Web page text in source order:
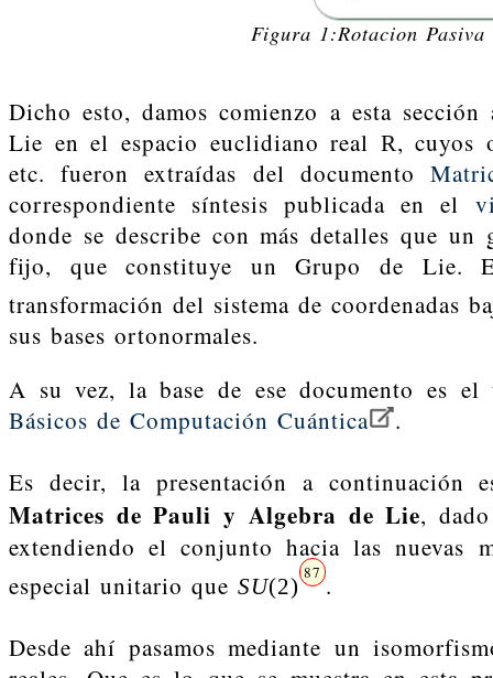
Figura 1:Rotacion
Dicho esto, damos comienzo a esta
Lie en el espacio euclidiano real R, cuyos
etc. fueron extraídas del documento
correspondiente síntesis publicada en el
donde se describe con más detalles que
fijo, que constituye un Grupo de Lie.
transformación del sistema de coordenadas
sus bases ortonormales.
A su vez, la base de ese documento es
Básicos de Computación Cuántica
.
Es decir, la presentación a continuación
Matrices de Pauli y Algebra de Lie,
extendiendo el conjunto hacia las nuevas
especial unitario que SU(2)
87 .
Desde ahí pasamos mediante un